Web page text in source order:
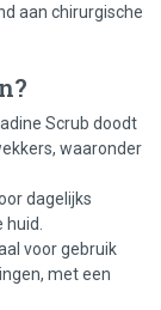
aan chirurgische
Scrub doodt
waaronder
dagelijks
voor gebruik
met een